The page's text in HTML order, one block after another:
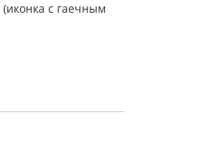
с гаечным